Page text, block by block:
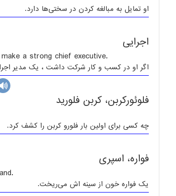
او تمایل به مبالغه کردن در سختی‌ها دارد.
اجرایی
a strong chief executive.
اگر او در کسب و کار شرکت داشت ، یک مدیر
فلوئورکربن، کربن فلورید
چه کسی برای اولین بار فلورو کربن را کشف کرد.
فواره، اسپری
یک فواره خون از سینه اش می‌ریخت.